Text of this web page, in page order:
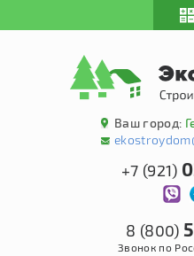
Ваш город:
+7 (921)
8 (800)
Звонок по